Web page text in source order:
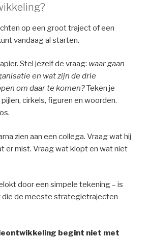
op een groot traject of een
vandaag al starten.
Stel jezelf de vraag: waar gaan
en wat zijn de drie
om daar te komen?Teken je
cirkels, figuren en woorden.
zien aan een collega. Vraag wat hij
er mist. Vraag wat klopt en wat niet
door een simpele tekening – is
die de meeste strategietrajecten
begint niet met